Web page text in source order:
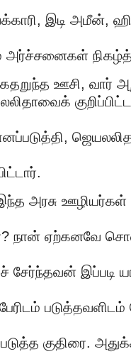
இடி அமீன்,
அர்ச்சனைகள்
ஊசி, வார்
அரசு
நான் ஏற்கனவே
இப்படி
குதிரை.